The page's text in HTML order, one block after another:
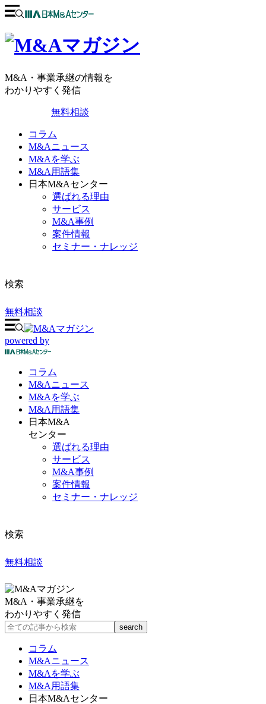
M&A・事業承継の情報を
わかりやすく発信
無料相談
コラム
M&Aニュース
M&Aを学ぶ
M&A用語集
日本M&Aセンター
選ばれる理由
サービス
M&A事例
案件情報
セミナー・ナレッジ
検索
無料相談
powered by
コラム
M&Aニュース
M&Aを学ぶ
M&A 用語集
日本M&A
センター
選ばれる理由
サービス
M&A事例
案件情報
セミナー・ナレッジ
検索
無料相談
M&A・事業承継を
わかりやすく発信
コラム
M&Aニュース
M&Aを学ぶ
M&A用語集
日本M&Aセンター